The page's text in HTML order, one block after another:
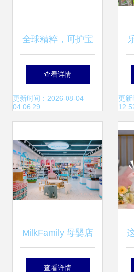
全球精粹，呵护宝
贝 进口母婴用品专
场精选
查看详情
更新时间：2026-08-04
04:06:29
更新
MilkFamily 母婴店
那些你不了解的事
查看详情